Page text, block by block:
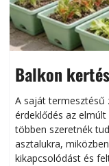
Balkon
A saját termesztésű
érdeklődés az
többen szeretnék
asztalukra,
kikapcsolódást és